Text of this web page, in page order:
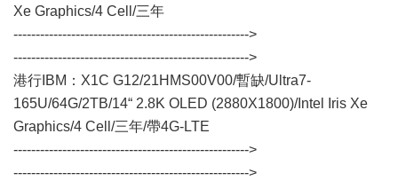
Xe Graphics/4 Cell/三年
----------------------------------------------------->
----------------------------------------------------->
港行IBM：X1C G12/21HMS00V00/暫缺/Ultra7-
165U/64G/2TB/14“ 2.8K OLED (2880X1800)/Intel Iris Xe
Graphics/4 Cell/三年/帶4G-LTE
----------------------------------------------------->
----------------------------------------------------->